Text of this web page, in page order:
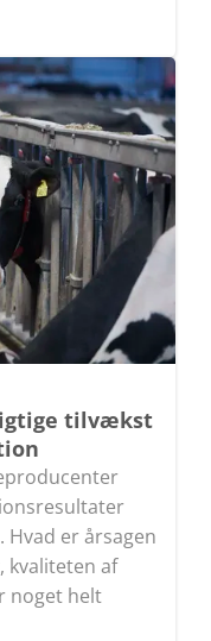
tilvækst
er årsagen
kvaliteten af
noget helt